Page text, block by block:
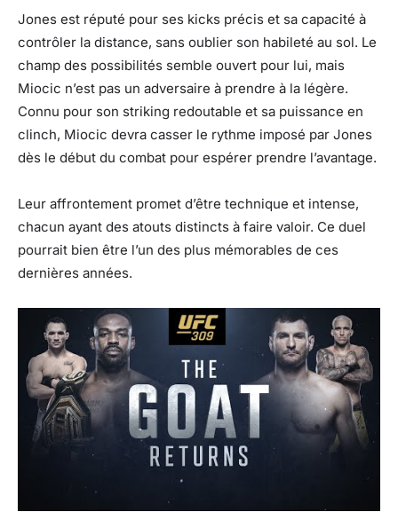
Jones est réputé pour ses kicks précis et sa capacité à
contrôler la distance, sans oublier son habileté au sol. Le
champ des possibilités semble ouvert pour lui, mais
Miocic n’est pas un adversaire à prendre à la légère.
Connu pour son striking redoutable et sa puissance en
clinch, Miocic devra casser le rythme imposé par Jones
dès le début du combat pour espérer prendre l’avantage.
Leur affrontement promet d’être technique et intense,
chacun ayant des atouts distincts à faire valoir. Ce duel
pourrait bien être l’un des plus mémorables de ces
dernières années.